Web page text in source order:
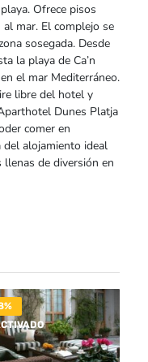
Ofrece pisos
mar. El complejo se
sosegada. Desde
la playa de Ca’n
el mar Mediterráneo.
libre del hotel y
Dunes Platja
comer en
alojamiento ideal
llenas de diversión en